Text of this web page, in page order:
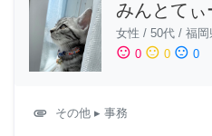
みんとてぃ
女性 / 50代 / 福岡
sentiment_satisfied 0 sentiment_neutral 0 sentiment_dissatisfied 0
attachment その他 ▸ 事務